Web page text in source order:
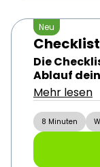
Neu
Die
Ablauf
Mehr lesen
8 Minuten